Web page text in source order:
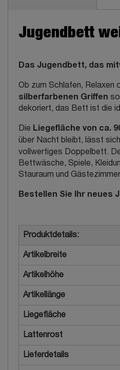
Jugendbett
Das Jugendbett, das
Ob zum Schlafen, Relaxen
silberfarbenen Griffen
dekoriert, das Bett ist die
Die Liegefläche von ca.
über Nacht bleibt, lässt
vollwertiges Doppelbett.
Bettwäsche, Spiele,
Stauraum und
Bestellen Sie Ihr neues
Produktdetails:
Artikelbreite
Artikelhöhe
Artikellänge
Liegefläche
Lattenrost
Lieferdetails